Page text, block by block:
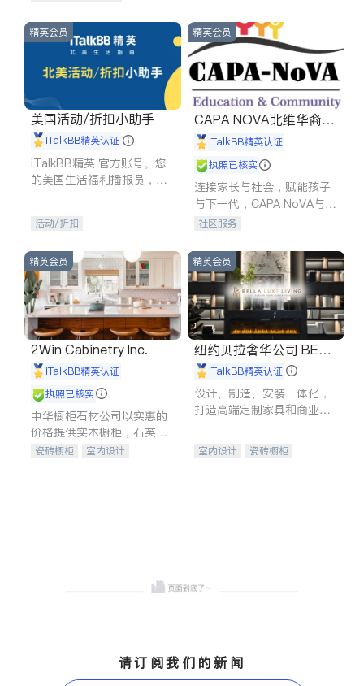
拥有成长型心态是成功的基
石。
建筑合同、刑事案件全包办
信托/遗嘱
商业
索赔
律师-其它 保释
精英会员
美国活动/折扣小助手
iTalkBB精英认证
iTalkBB精英 官方账号。您
的美国生活福利播报员，精
专属福利。
活动/折扣
精英会员
CAPA NOVA北维华裔家
长会iTalkBB精英认证
执照已核实
连接家长与社会，赋能孩子
与下一代，CAPA NoVA与您
携手建设包容、公平、充满
社区服务
精英会员
2Win Cabinetry Inc.
iTalkBB精英认证
执照已核实
中华橱柜石材公司以实惠的
价格提供实木橱柜，石英石
台面，多种优质不锈钢水
瓷砖橱柜
室内设计
精英会员
纽约贝拉奢华公司 BELL
A LUXE
iTalkBB精英认证
设计、制造、安装一体化，
打造高端定制家具和商业空
室内设计
瓷砖橱柜
请订阅我们的新闻